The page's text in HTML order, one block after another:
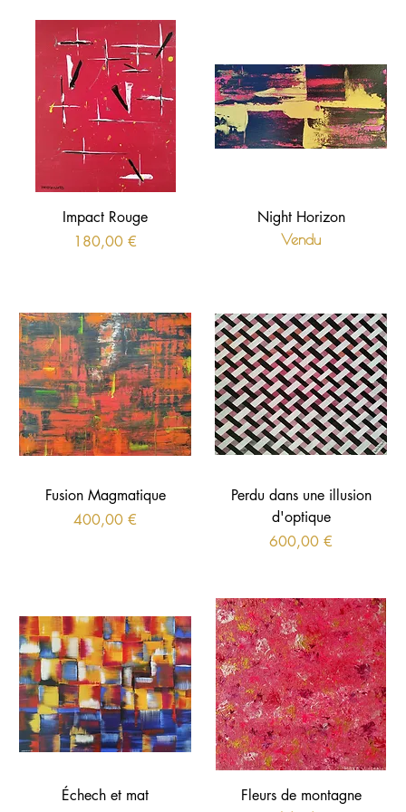
Impact Rouge
Prix
180,00 €
Night Horizon
Vendu
Fusion Magmatique
Prix
400,00 €
Perdu dans une illusion
d'optique
Prix
600,00 €
Échech et mat
Fleurs de montagne